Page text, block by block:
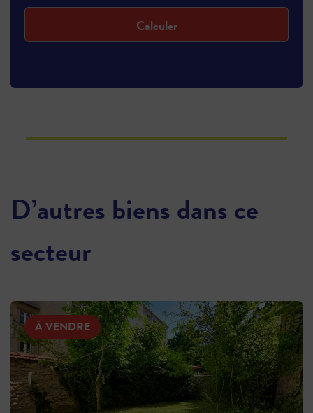
Calculer
D’autres biens dans ce
secteur
À VENDRE